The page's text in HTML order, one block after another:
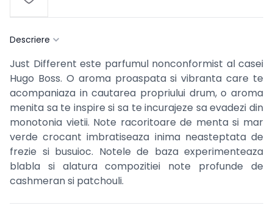
Descriere
Just Different este parfumul nonconformist al casei
Hugo Boss. O aroma proaspata si vibranta care te
acompaniaza in cautarea propriului drum, o aroma
menita sa te inspire si sa te incurajeze sa evadezi din
monotonia vietii. Note racoritoare de menta si mar
verde crocant imbratiseaza inima neasteptata de
frezie si busuioc. Notele de baza experimenteaza
blabla si alatura compozitiei note profunde de
cashmeran si patchouli.